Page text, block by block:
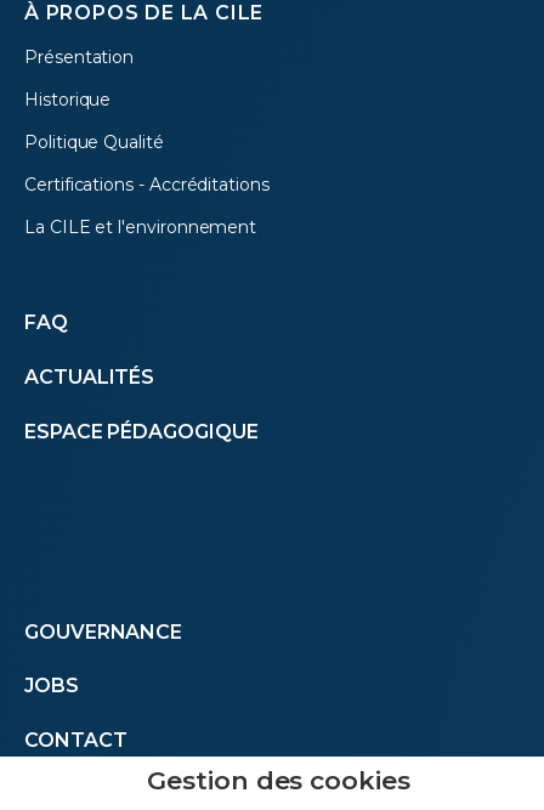
À PROPOS DE LA CILE
Présentation
Historique
Politique Qualité
Certifications - Accréditations
La CILE et l'environnement
Autres
menus
FAQ
ACTUALITÉS
ESPACE PÉDAGOGIQUE
Footer
menu
second
GOUVERNANCE
JOBS
CONTACT